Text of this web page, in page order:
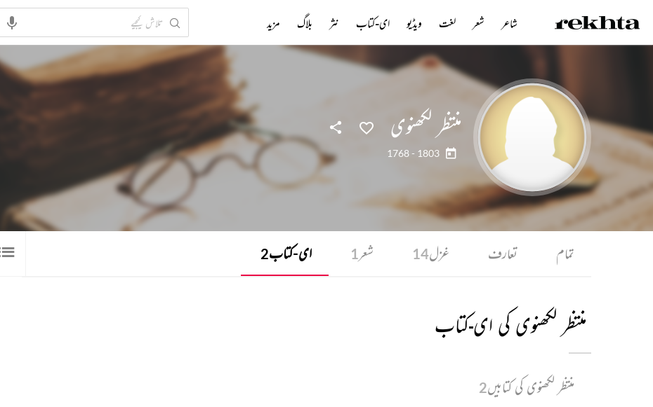
منتظر لکھنوی
1768 - 1803
تمام تعارف غزل14 شعر1 ای-کتاب2
منتظر لکھنوی کی ای-کتاب
منتظر لکھنوی کی کتابیں2
شاعر شعر لغت ویڈیو ای-کتاب نثر بلاگ مزید